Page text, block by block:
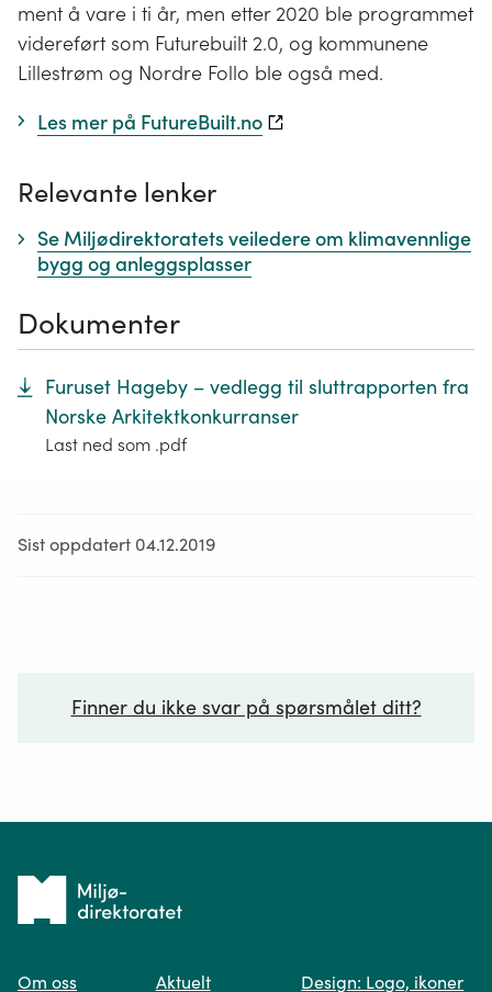
ment å vare i ti år, men etter 2020 ble programmet
videreført som Futurebuilt 2.0, og kommunene
Lillestrøm og Nordre Follo ble også med.
Les mer på FutureBuilt.no
Relevante lenker
Se Miljødirektoratets veiledere om klimavennlige
bygg og anleggsplasser
Dokumenter
Furuset Hageby – vedlegg til sluttrapporten fra
Norske Arkitektkonkurranser
Last ned som .pdf
Sist oppdatert 04.12.2019
Finner du ikke svar på spørsmålet ditt?
Tilbake
forsiden
Om oss Aktuelt Design: Logo, ikoner